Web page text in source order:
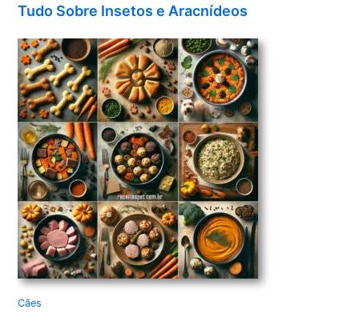
Tudo Sobre Insetos e Aracnídeos
Cães